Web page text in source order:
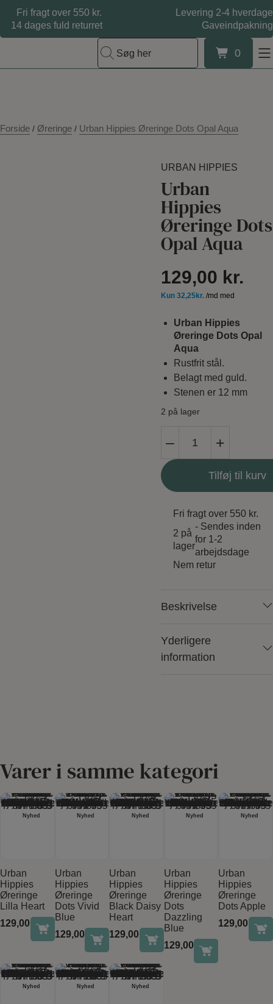
Hop
indholdet
Fri fragt over 550 kr.
Levering 2-4 hverdage
14 dages fuld returret
Gaveindpakning
Søg her 0
0
Forside / Øreringe / Urban Hippies Øreringe Dots Opal Aqua
URBAN HIPPIES
Urban
Hippies
Øreringe Dots
Opal Aqua
129,00 kr.
Urban Hippies
Øreringe Dots Opal
Aqua
Rustfrit stål.
Belagt med guld.
Stenen er 12 mm
2 på lager
–
Hippies
Øreringe
Dots
Opal
antal
+
Tilføj til kurv
Fri fragt over 550 kr.
2 på
lager
- Sendes inden
for 1-2
arbejdsdage
Nem retur
Beskrivelse
Yderligere
information
Varer i samme kategori
Nyhed
Urban
Hippies
Øreringe
Lilla Heart
129,00 kr.
Nyhed
Urban
Hippies
Øreringe
Dots Vivid
Blue
129,00 kr.
Nyhed
Urban
Hippies
Øreringe
Black Daisy
Heart
129,00 kr.
Nyhed
Urban
Hippies
Øreringe
Dots
Dazzling
Blue
129,00 kr.
Nyhed
Urban
Hippies
Øreringe
Dots Apple
129,00 kr.
Nyhed Nyhed Nyhed